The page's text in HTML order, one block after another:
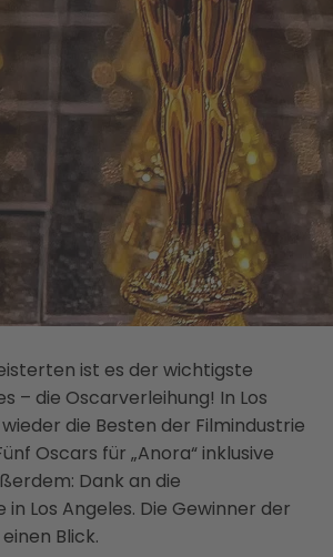
ist es der wichtigste
– die Oscarverleihung! In Los
die Besten der Filmindustrie
Oscars für „Anora“ inklusive
Dank an die
Los Angeles. Die Gewinner der
Blick.